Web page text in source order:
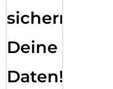
sichern
Deine
Daten!